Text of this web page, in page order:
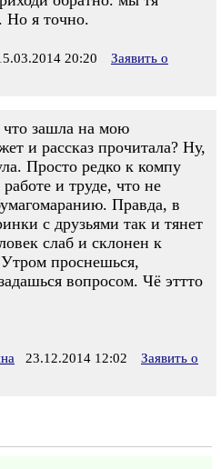
Но я точно.
20:20
Заявить о
что зашла на мою
и рассказ прочитала? Ну,
Просто редко к компу
и труде, что не
Правда, в
с друзьями так и тянет
слаб и склонен к
проснешься,
вопросом. Чё эттто
23.12.2014 12:02
Заявить о